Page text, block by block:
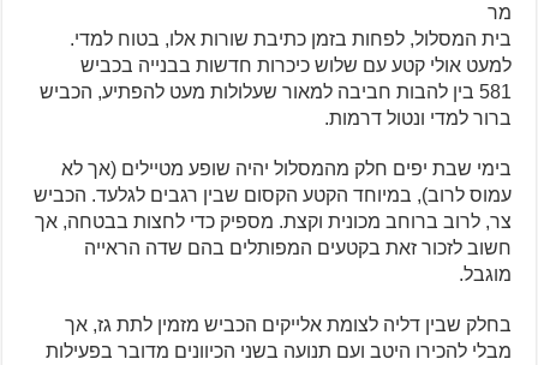
מר
בית המסלול, לפחות בזמן כתיבת שורות אלו, בטוח למדי.
למעט אולי קטע עם שלוש כיכרות חדשות בבנייה בכביש
581 בין להבות חביבה למאור שעלולות מעט להפתיע, הכביש
ברור למדי ונטול דרמות.
בימי שבת יפים חלק מהמסלול יהיה שופע מטיילים (אך לא
עמוס לרוב), במיוחד הקטע הקסום שבין רגבים לגלעד. הכביש
צר, לרוב ברוחב מכונית וקצת. מספיק כדי לחצות בבטחה, אך
חשוב לזכור זאת בקטעים המפותלים בהם שדה הראייה
מוגבל.
בחלק שבין דליה לצומת אלייקים הכביש מזמין לתת גז, אך
מבלי להכירו היטב ועם תנועה בשני הכיוונים מדובר בפעילות